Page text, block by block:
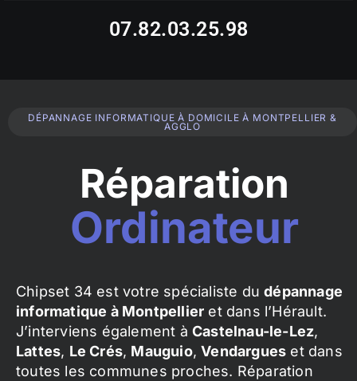
07.82.03.25.98
DÉPANNAGE INFORMATIQUE À DOMICILE À MONTPELLIER &
AGGLO
Réparation
Ordinateur
Chipset 34 est votre spécialiste dudépannage
informatique à Montpellier et dans l’Hérault.
J’interviens également à Castelnau-le-Lez,
Lattes, Le Crés, Mauguio,Vendargues et dans
toutes les communes proches. Réparation